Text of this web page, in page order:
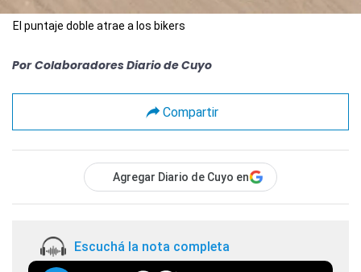
El puntaje doble atrae a los bikers
Por Colaboradores Diario de Cuyo
Compartir
Agregar Diario de Cuyo en
Escuchá la nota completa